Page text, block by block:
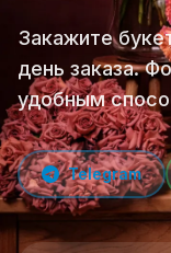
Закажите
день заказа.
удобным
Telegram